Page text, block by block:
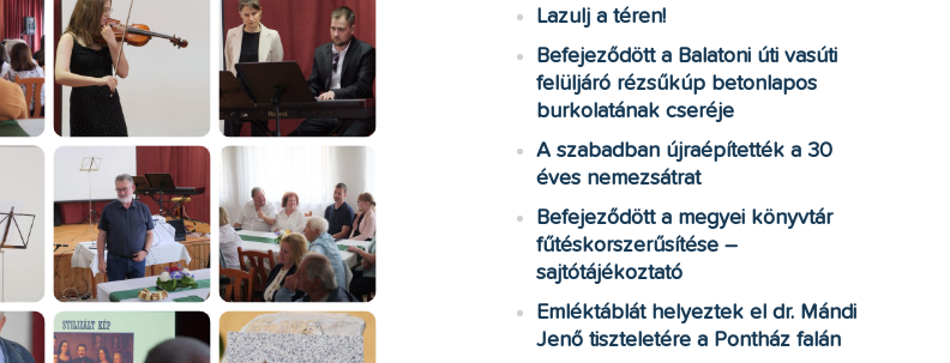
Lazulj a téren!
Befejeződött a Balatoni úti vasúti
felüljáró rézsűkúp betonlapos
burkolatának cseréje
A szabadban újraépítették a 30
éves nemezsátrat
Befejeződött a megyei könyvtár
fűtéskorszerűsítése –
sajtótájékoztató
Emléktáblát helyeztek el dr. Mándi
Jenő tiszteletére a Pontház falán